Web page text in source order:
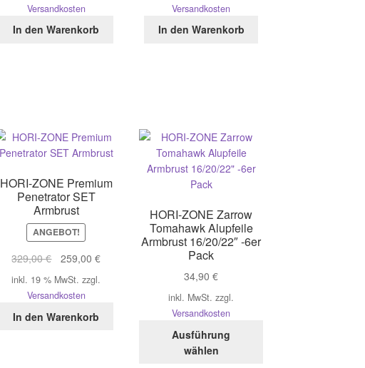
Versandkosten
In den Warenkorb
Versandkosten
In den Warenkorb
HORI-ZONE Premium
Penetrator SET
Armbrust
ANGEBOT!
329,00€
Ursprünglicher
Preis
war:
259,00€Aktueller
inkl. 19 % MwSt. zzgl.
Versandkosten
In den Warenkorb
HORI-ZONE Zarrow
Tomahawk Alupfeile
Armbrust 16/20/22″ -6er
Pack
34,90€
inkl. MwSt. zzgl.
Versandkosten
Ausführung
wählen